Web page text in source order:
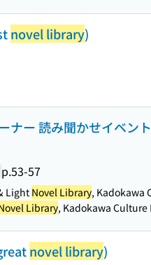
novel library)
ナー 読み聞かせイベン
p.53-57
LightNovel Library, Kadokawa
Library, Kadokawa Culture
novel library)